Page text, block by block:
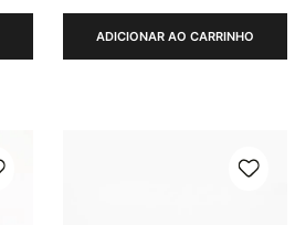
ADICIONAR AO CARRINHO